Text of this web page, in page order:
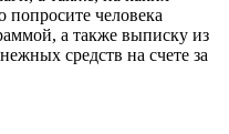
попросите человека
а также выписку из
средств на счете за